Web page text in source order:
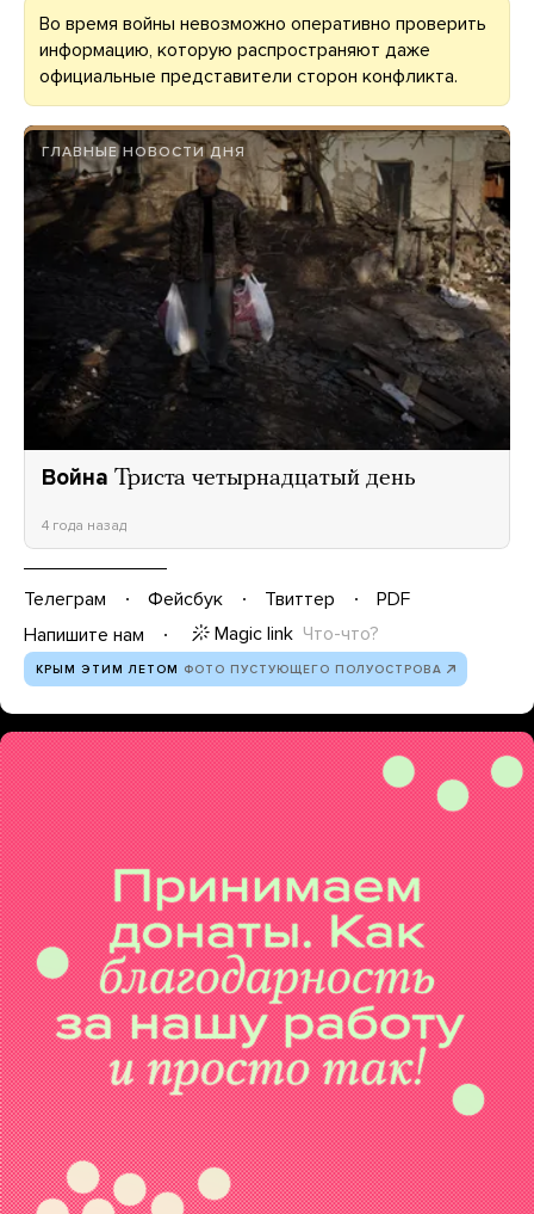
Во время войны невозможно оперативно проверить
информацию, которую распространяют даже
официальные представители сторон конфликта.
ГЛАВНЫЕ НОВОСТИ ДНЯ
Война Триста четырнадцатый день
4 года назад
Телеграм Фейсбук Твиттер
PDF
Напишите нам
Magic link Что-что?
КРЫМ ЭТИМ ЛЕТОМ ФОТО ПУСТУЮЩЕГО ПОЛУОСТРОВА